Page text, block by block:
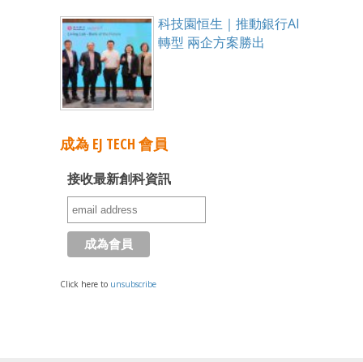
科技園恒生｜推動銀行AI
轉型 兩企方案勝出
成為 EJ TECH 會員
接收最新創科資訊
Click here to unsubscribe